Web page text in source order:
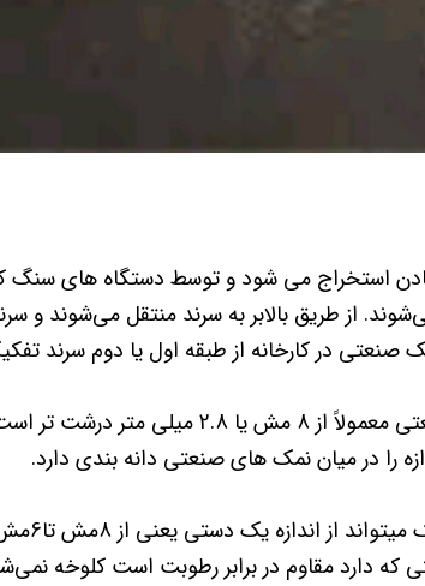
استخراج می شود و توسط دستگاه های سنگ
از طریق بالابر به سرند منتقل می‌شوند و
صنعتی در کارخانه از طبقه اول یا دوم سرند
را در میان نمک های صنعتی دانه بندی دارد.
البته
که دارد مقاوم در برابر رطوبت است کلوخه